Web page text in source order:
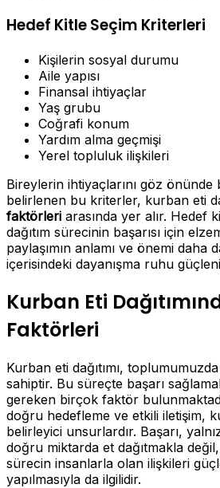
Hedef Kitle Seçim Kriterleri
Kişilerin sosyal durumu
Aile yapısı
Finansal ihtiyaçlar
Yaş grubu
Coğrafi konum
Yardım alma geçmişi
Yerel topluluk ilişkileri
Bireylerin ihtiyaçlarını göz
belirlenen bu kriterler, kurban eti
faktörleri arasında yer alır. Hedef
dağıtım sürecinin başarısı için
paylaşımın anlamı ve önemi daha
içerisindeki dayanışma ruhu
Kurban Eti
Faktörleri
Kurban eti dağıtımı,
sahiptir. Bu süreçte başarı
gereken birçok faktör
doğru hedefleme ve etkili iletişim,
belirleyici unsurlardır. Başarı,
doğru miktarda et dağıtmakla
sürecin insanlarla olan ilişkileri
yapılmasıyla da ilgilidir.